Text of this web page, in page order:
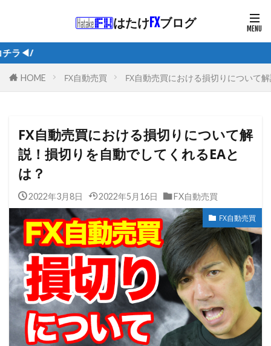
はたけ FXブログ
HOME FX自動売買 FX自動売買における損切りについて
FX自動売買における損切りについて解
説！損切りを自動でしてくれるEAと
は？
2022年3月8日 2022年5月16日 FX自動売買
FX自動売買